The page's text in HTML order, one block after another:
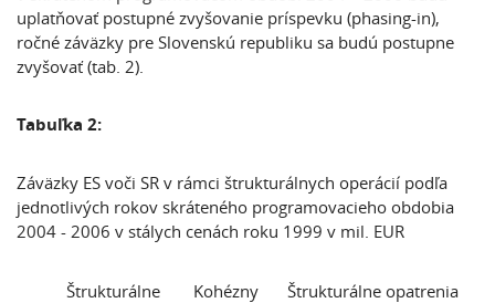
uplatňovať postupné zvyšovanie príspevku (phasing-in),
ročné záväzky pre Slovenskú republiku sa budú postupne
zvyšovať (tab. 2).
Tabuľka 2:
Záväzky ES voči SR v rámci štrukturálnych operácií podľa
jednotlivých rokov skráteného programovacieho obdobia
2004 - 2006 v stálych cenách roku 1999 v mil. EUR
Štrukturálne
Kohézny
Štrukturálne opatrenia